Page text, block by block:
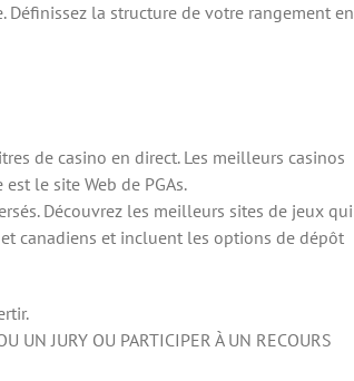
la structure de votre rangement en
de casino en direct. Les meilleurs casinos
le site Web de PGAs.
Découvrez les meilleurs sites de jeux qui
canadiens et incluent les options de dépôt
UN JURY OU PARTICIPER À UN RECOURS